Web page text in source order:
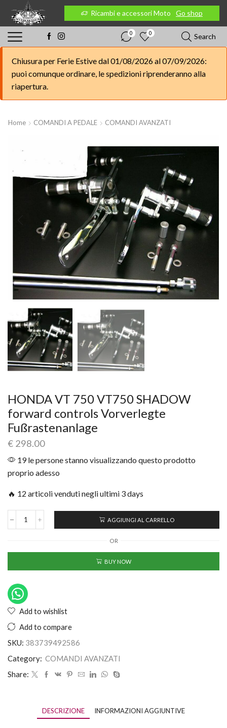
Go shop Ricambi e accessori Moto Go shop
0 0 Search
Chiusura per Ferie Estive dal 01/08/2026 al 07/09/2026:
puoi comunque ordinare, le spedizioni riprenderanno alla
riapertura.
Home COMANDI A PEDALE COMANDI AVANZATI
HONDA VT 750 VT750 SHADOW
forward controls Vorverlegte
Fußrastenanlage
€ 298.00
19 le persone stanno visualizzando questo prodotto
proprio adesso
🔥 12 articoli venduti negli ultimi 3 days
AGGIUNGI AL CARRELLO
OR
BUY NOW
Add to wishlist
Add to compare
SKU: 383739492586
Category: COMANDI AVANZATI
Share:
DESCRIZIONE INFORMAZIONI AGGIUNTIVE